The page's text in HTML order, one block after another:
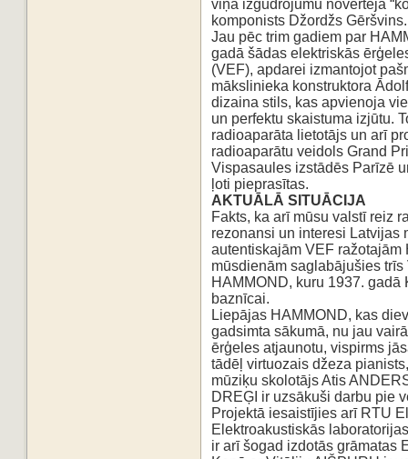
viņa izgudrojumu novērtēja
komponists Džordžs Gēršvins.
Jau pēc trim gadiem par
gadā šādas elektriskās
(VEF), apdarei izmantojot
mākslinieka konstruktora
dizaina stils, kas apvienoja
un perfektu skaistuma izjūtu.
radioaparāta lietotājs un arī
radioaparātu veidols Grand
Vispasaules izstādēs Parīzē
ļoti pieprasītas.
AKTUĀLĀ SITUĀCIJA
Fakts, ka arī mūsu valstī reiz
rezonansi un interesi Latvijas
autentiskajām VEF
mūsdienām saglabājušies trīs
HAMMOND, kuru 1937.
baznīcai.
Liepājas HAMMOND, kas
gadsimta sākumā, nu jau
ērģeles atjaunotu, vispirms
tādēļ virtuozais džeza
mūziķu skolotājs Atis
DREĢI ir uzsākuši darbu pie
Projektā iesaistījies arī RTU
Elektroakustiskās
ir arī šogad izdotās grāmatas